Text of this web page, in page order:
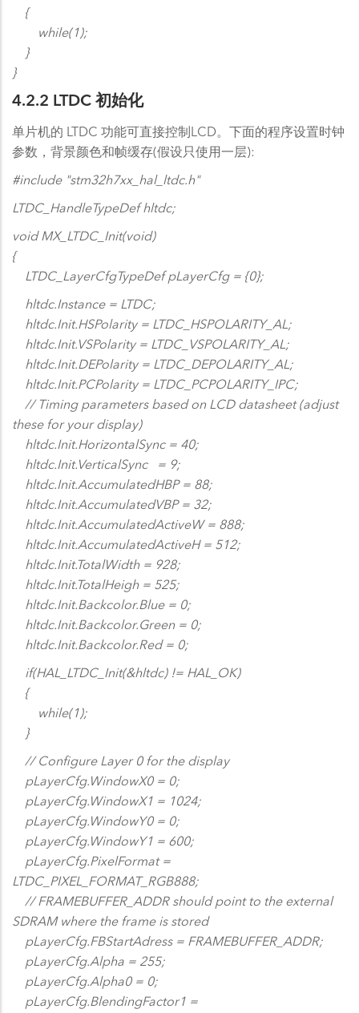
{
while(1);
}
}
4.2.2 LTDC 初始化
单片机的 LTDC 功能可直接控制LCD。下面的程序设置时钟
参数，背景颜色和帧缓存(假设只使用一层):
#include "stm32h7xx_hal_ltdc.h"
LTDC_HandleTypeDef hltdc;
void MX_LTDC_Init(void)
{
LTDC_LayerCfgTypeDef pLayerCfg = {0};
hltdc.Instance = LTDC;
hltdc.Init.HSPolarity = LTDC_HSPOLARITY_AL;
hltdc.Init.VSPolarity = LTDC_VSPOLARITY_AL;
hltdc.Init.DEPolarity = LTDC_DEPOLARITY_AL;
hltdc.Init.PCPolarity = LTDC_PCPOLARITY_IPC;
// Timing parameters based on LCD datasheet (adjust
these for your display)
hltdc.Init.HorizontalSync = 40;
hltdc.Init.VerticalSync = 9;
hltdc.Init.AccumulatedHBP = 88;
hltdc.Init.AccumulatedVBP = 32;
hltdc.Init.AccumulatedActiveW = 888;
hltdc.Init.AccumulatedActiveH = 512;
hltdc.Init.TotalWidth = 928;
hltdc.Init.TotalHeigh = 525;
hltdc.Init.Backcolor.Blue = 0;
hltdc.Init.Backcolor.Green = 0;
hltdc.Init.Backcolor.Red = 0;
if(HAL_LTDC_Init(&hltdc) != HAL_OK)
{
while(1);
}
// Configure Layer 0 for the display
pLayerCfg.WindowX0 = 0;
pLayerCfg.WindowX1 = 1024;
pLayerCfg.WindowY0 = 0;
pLayerCfg.WindowY1 = 600;
pLayerCfg.PixelFormat =
LTDC_PIXEL_FORMAT_RGB888;
// FRAMEBUFFER_ADDR should point to the external
SDRAM where the frame is stored
pLayerCfg.FBStartAdress = FRAMEBUFFER_ADDR;
pLayerCfg.Alpha = 255;
pLayerCfg.Alpha0 = 0;
pLayerCfg.BlendingFactor1 =